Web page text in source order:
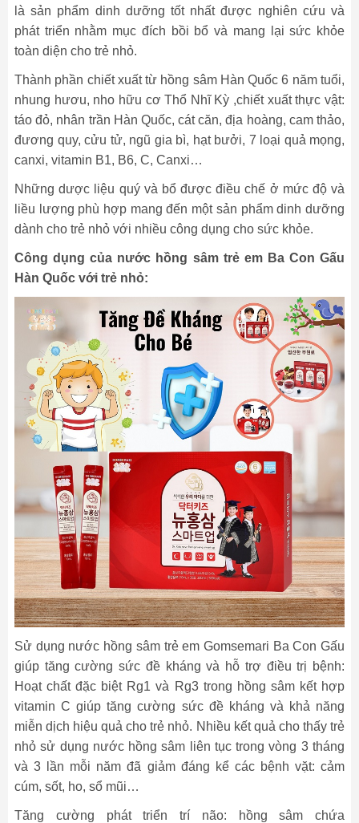
là sản phẩm dinh dưỡng tốt nhất được nghiên cứu và
phát triển nhằm mục đích bồi bổ và mang lại sức khỏe
toàn diện cho trẻ nhỏ.
Thành phần chiết xuất từ hồng sâm Hàn Quốc 6 năm tuổi,
nhung hươu, nho hữu cơ Thổ Nhĩ Kỳ ,chiết xuất thực vật:
táo đỏ, nhân trần Hàn Quốc, cát căn, địa hoàng, cam thảo,
đương quy, cửu tử, ngũ gia bì, hạt bưởi, 7 loại quả mọng,
canxi, vitamin B1, B6, C, Canxi…
Những dược liệu quý và bổ được điều chế ở mức độ và
liều lượng phù hợp mang đến một sản phẩm dinh dưỡng
dành cho trẻ nhỏ với nhiều công dụng cho sức khỏe.
Công dụng của nước hồng sâm trẻ em Ba Con Gấu
Hàn Quốc với trẻ nhỏ:
Sử dụng nước hồng sâm trẻ em Gomsemari Ba Con Gấu
giúp tăng cường sức đề kháng và hỗ trợ điều trị bệnh:
Hoạt chất đặc biệt Rg1 và Rg3 trong hồng sâm kết hợp
vitamin C giúp tăng cường sức đề kháng và khả năng
miễn dịch hiệu quả cho trẻ nhỏ. Nhiều kết quả cho thấy trẻ
nhỏ sử dụng nước hồng sâm liên tục trong vòng 3 tháng
và 3 lần mỗi năm đã giảm đáng kể các bệnh vặt: cảm
cúm, sốt, ho, sổ mũi…
Tăng cường phát triển trí não: hồng sâm chứa